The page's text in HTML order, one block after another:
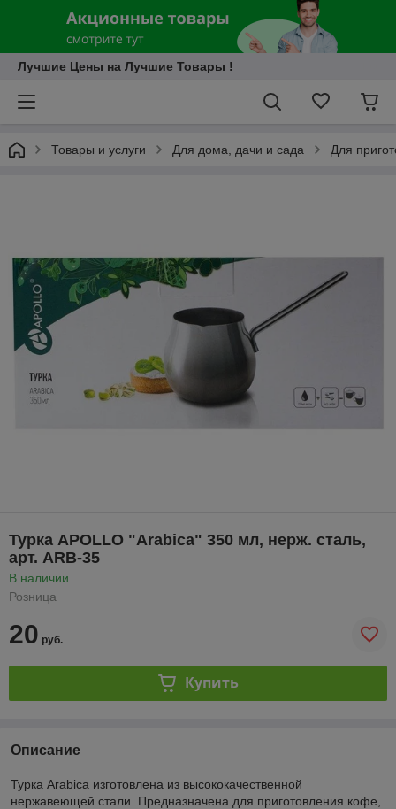
Лучшие Цены на Лучшие Товары !
Товары и услуги Для дома, дачи и сада Для
Турка APOLLO "Arabica" 350 мл, нерж. сталь,
арт. ARB-35
В наличии
Розница
20 руб.
Купить
Описание
Турка Arabica изготовлена из высококачественной
нержавеющей стали. Предназначена для приготовления кофе,